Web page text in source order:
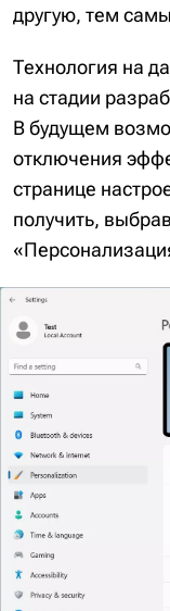
другую, тем
Технология на
на стадии
В будущем
отключения
странице
получить,